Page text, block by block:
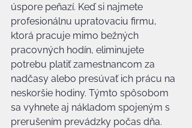
úspore peňazí. Keď si najmete
profesionálnu upratovaciu firmu,
ktorá pracuje mimo bežných
pracovných hodín, eliminujete
potrebu platiť zamestnancom za
nadčasy alebo presúvať ich prácu na
neskoršie hodiny. Týmto spôsobom
sa vyhnete aj nákladom spojeným s
prerušením prevádzky počas dňa.